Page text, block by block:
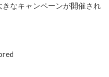
なキャンペーンが開催され